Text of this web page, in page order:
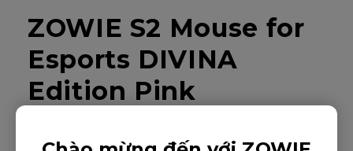
ZOWIE S2 Mouse for
Esports DIVINA
Edition Pink